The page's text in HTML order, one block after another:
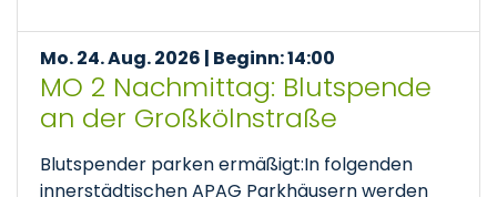
Mo. 24. Aug. 2026 | Beginn: 14:00
MO 2 Nachmittag: Blutspende
an der Großkölnstraße
Blutspender parken ermäßigt:In folgenden
innerstädtischen APAG Parkhäusern werden